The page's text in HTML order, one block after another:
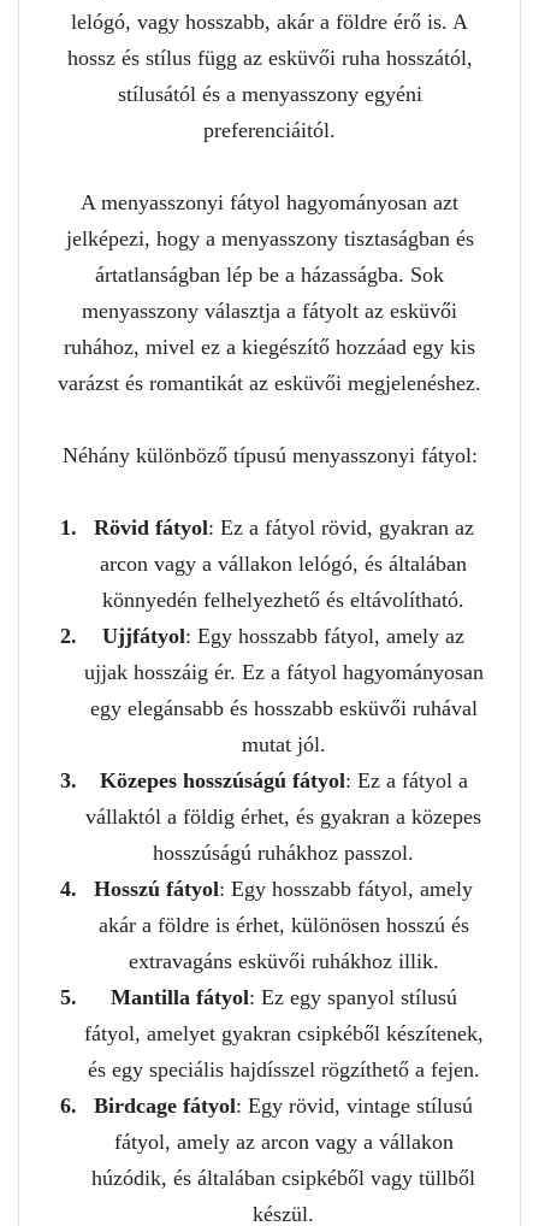
lelógó, vagy hosszabb, akár a földre érő is. A
hossz és stílus függ az esküvői ruha hosszától,
stílusától és a menyasszony egyéni
preferenciáitól.
A menyasszonyi fátyol hagyományosan azt
jelképezi, hogy a menyasszony tisztaságban és
ártatlanságban lép be a házasságba. Sok
menyasszony választja a fátyolt az esküvői
ruhához, mivel ez a kiegészítő hozzáad egy kis
varázst és romantikát az esküvői megjelenéshez.
Néhány különböző típusú menyasszonyi fátyol:
Rövid fátyol: Ez a fátyol rövid, gyakran az
arcon vagy a vállakon lelógó, és általában
könnyedén felhelyezhető és eltávolítható.
Ujjfátyol: Egy hosszabb fátyol, amely az
ujjak hosszáig ér. Ez a fátyol hagyományosan
egy elegánsabb és hosszabb esküvői ruhával
mutat jól.
Közepes hosszúságú fátyol: Ez a fátyol a
vállaktól a földig érhet, és gyakran a közepes
hosszúságú ruhákhoz passzol.
Hosszú fátyol: Egy hosszabb fátyol, amely
akár a földre is érhet, különösen hosszú és
extravagáns esküvői ruhákhoz illik.
Mantilla fátyol: Ez egy spanyol stílusú
fátyol, amelyet gyakran csipkéből készítenek,
és egy speciális hajdísszel rögzíthető a fejen.
Birdcage fátyol: Egy rövid, vintage stílusú
fátyol, amely az arcon vagy a vállakon
húzódik, és általában csipkéből vagy tüllből
készül.